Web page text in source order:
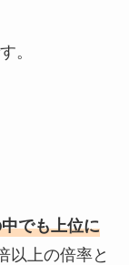
。
でも上位に
以上の倍率と